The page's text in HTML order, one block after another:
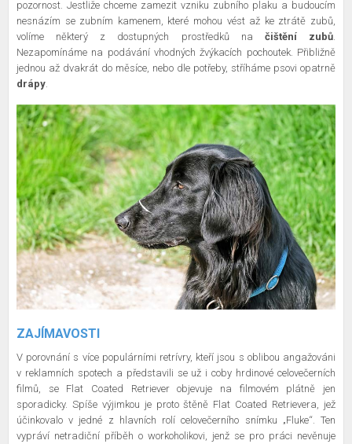
pozornost. Jestliže chceme zamezit vzniku zubního plaku a budoucím
nesnázím se zubním kamenem, které mohou vést až ke ztrátě zubů,
volíme některý z dostupných prostředků na čištění zubů.
Nezapomínáme na podávání vhodných žvýkacích pochoutek. Přibližně
jednou až dvakrát do měsíce, nebo dle potřeby, stříháme psovi opatrně
drápy.
ZAJÍMAVOSTI
V porovnání s více populárními retrívry, kteří jsou s oblibou angažováni
v reklamních spotech a představili se už i coby hrdinové celovečerních
filmů, se Flat Coated Retriever objevuje na filmovém plátně jen
sporadicky. Spíše výjimkou je proto štěně Flat Coated Retrievera, jež
účinkovalo v jedné z hlavních rolí celovečerního snímku „Fluke“. Ten
vypráví netradiční příběh o workoholikovi, jenž se pro práci nevěnuje